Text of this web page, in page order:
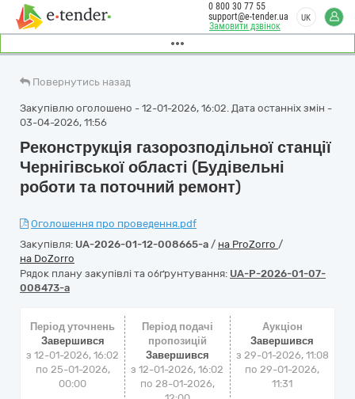
Замовити дзвінок
0 800 30 77 55
support@e-tender.ua
UK
Повернутись назад
Закупівлю оголошено - 12-01-2026, 16:02. Дата останніх змін -
03-04-2026, 11:56
Реконструкція газорозподільної станції
Чернігівської області (Будівельні
роботи та поточний ремонт)
Оголошення про проведення.pdf
Закупівля: UA-2026-01-12-008665-a / на ProZorro /
на DoZorro
Рядок плану закупівлі та обґрунтування: UA-P-2026-01-07-
008473-a
Період уточнень
Завершився
з 12-01-2026, 16:02
по 25-01-2026,
00:00
Період подачі
пропозицій
Завершився
з 12-01-2026, 16:02
по 28-01-2026,
Аукціон
Завершився
з 29-01-2026, 11:08
по29-01-2026,
11:31